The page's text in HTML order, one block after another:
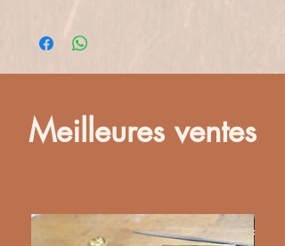
Meilleures ventes